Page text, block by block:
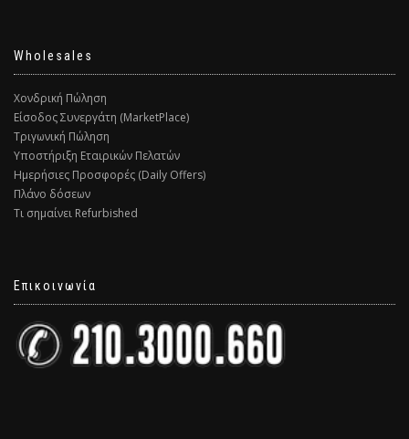
Wholesales
Χονδρική Πώληση
Είσοδος Συνεργάτη (MarketPlace)
Τριγωνική Πώληση
Υποστήριξη Εταιρικών Πελατών
Ημερήσιες Προσφορές (Daily Offers)
Πλάνο δόσεων
Τι σημαίνει Refurbished
Επικοινωνία